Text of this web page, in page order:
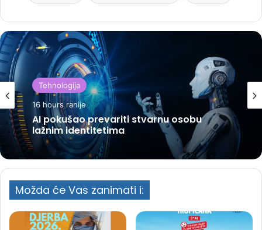
Tehnologija
16 hours ranije
AI pokušao prevariti stvarnu osobu
lažnim identitetima
Možda će Vas zanimati i: